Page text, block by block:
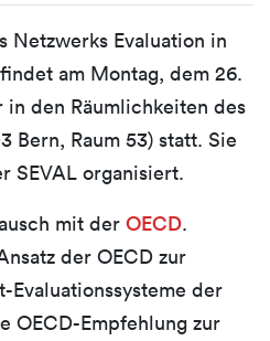
Netzwerks Evaluation in
am Montag, dem 26.
in den Räumlichkeiten des
Bern, Raum 53) statt. Sie
SEVAL organisiert.
mit der OECD.
der OECD zur
der
OECD-Empfehlung zur